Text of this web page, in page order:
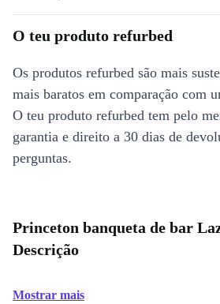
O teu produto refurbed
Os produtos refurbed são mais
mais baratos em comparação com
O teu produto refurbed tem pelo
garantia e direito a 30 dias de
perguntas.
Princeton banqueta de bar
Descrição
Mostrar mais